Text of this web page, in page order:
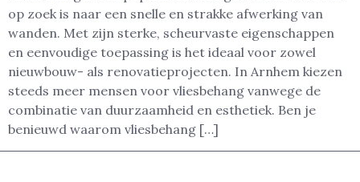
op zoek is naar een snelle en strakke afwerking van
wanden. Met zijn sterke, scheurvaste eigenschappen
en eenvoudige toepassing is het ideaal voor zowel
nieuwbouw- als renovatieprojecten. In Arnhem kiezen
steeds meer mensen voor vliesbehang vanwege de
combinatie van duurzaamheid en esthetiek. Ben je
benieuwd waarom vliesbehang […]